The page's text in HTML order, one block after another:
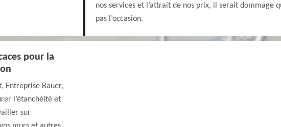
nos services et l’attrait de nos prix, il serait dommage
pas l’occasion.
pour la
Entreprise Bauer,
l’étanchéité et
sur